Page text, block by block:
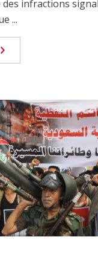
infractions
...